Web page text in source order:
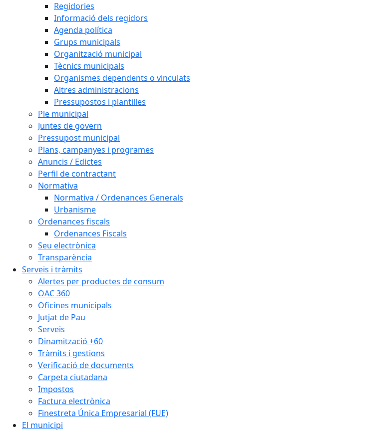
Regidories
Informació dels regidors
Agenda política
Grups municipals
Organització municipal
Tècnics municipals
Organismes dependents o vinculats
Altres administracions
Pressupostos i plantilles
Ple municipal
Juntes de govern
Pressupost municipal
Plans, campanyes i programes
Anuncis / Edictes
Perfil de contractant
Normativa
Normativa / Ordenances Generals
Urbanisme
Ordenances fiscals
Ordenances Fiscals
Seu electrònica
Transparència
Serveis i tràmits
Alertes per productes de consum
OAC 360
Oficines municipals
Jutjat de Pau
Serveis
Dinamització +60
Tràmits i gestions
Verificació de documents
Carpeta ciutadana
Impostos
Factura electrònica
Finestreta Única Empresarial (FUE)
El municipi